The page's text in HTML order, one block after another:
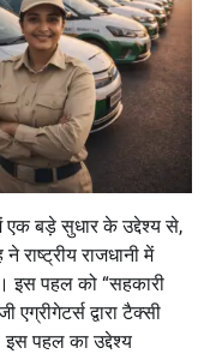
एक बड़े सुधार के उद्देश्य से,
राष्ट्रीय राजधानी में
इस पहल को “सहकारी
द्वारा टैक्सी
पहल का उद्देश्य